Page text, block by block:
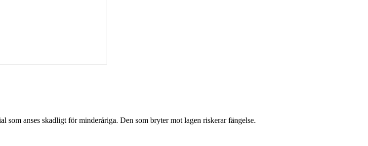
som anses skadligt för minderåriga. Den som bryter mot lagen riskerar fängelse.